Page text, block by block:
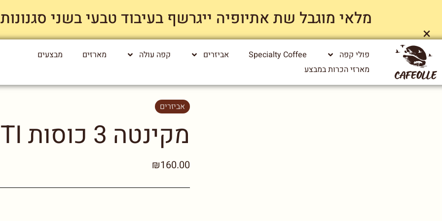
מלאי מוגבל שת אתיופיה ייגרשף בעיבוד טבעי בשני סגנונות קלייה
×
פולי קפה Specialty Coffee אביזרים קפה עולה מארזים
מבצעים
מארזי הכרות במבצע
אביזרים
מקינטה 3 כוסות BIALETTI
₪160.00